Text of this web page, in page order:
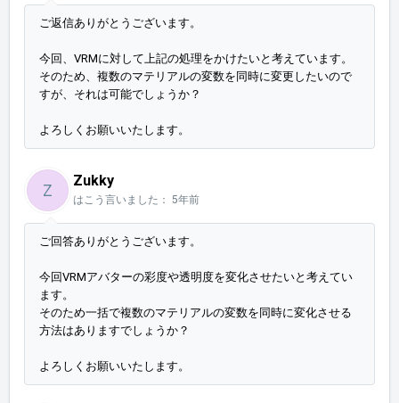
ご返信ありがとうございます。
今回、VRMに対して上記の処理をかけたいと考えています。
そのため、複数のマテリアルの変数を同時に変更したいので
すが、それは可能でしょうか？
よろしくお願いいたします。
Z
Zukky
はこう言いました： 5年前
ご回答ありがとうございます。
今回VRMアバターの彩度や透明度を変化させたいと考えてい
ます。
そのため一括で複数のマテリアルの変数を同時に変化させる
方法はありますでしょうか？
よろしくお願いいたします。